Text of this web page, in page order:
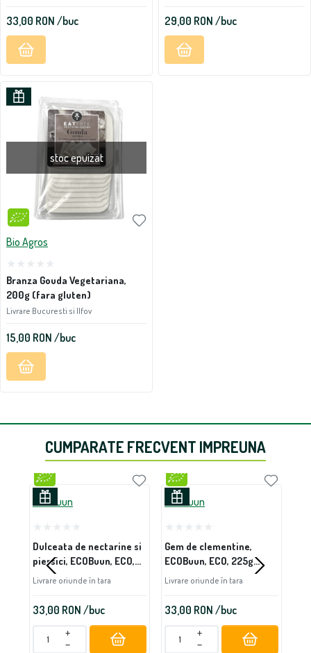
33,00 RON /buc 29,00 RON /buc
stoc epuizat
Bio Agros
Branza Gouda Vegetariana,
200g (fara gluten)
Livrare Bucuresti si Ilfov
15,00 RON /buc
CUMPARATE FRECVENT IMPREUNA
ECOBuun
Dulceata de nectarine si
piersici, ECOBuun, ECO,
200g (fara zahar)
Livrare oriunde în tara
33,00 RON /buc
+
−
ECOBuun
Gem de clementine,
ECOBuun, ECO, 225g
(fara zahar)
Livrare oriunde în tara
33,00 RON /buc
+
−